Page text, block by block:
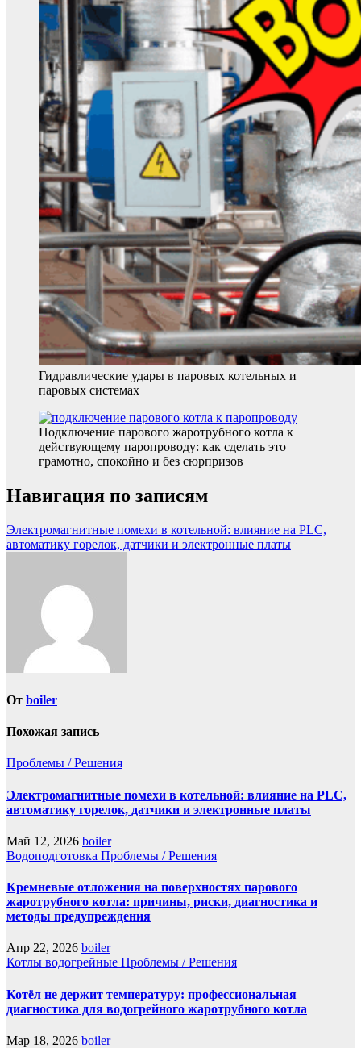
Гидравлические удары в паровых котельных и
паровых системах
Подключение парового жаротрубного котла к
действующему паропроводу: как сделать это
грамотно, спокойно и без сюрпризов
Навигация по записям
Электромагнитные помехи в котельной: влияние на PLC,
автоматику горелок, датчики и электронные платы
От boiler
Похожая запись
Проблемы / Решения
Электромагнитные помехи в котельной: влияние на PLC,
автоматику горелок, датчики и электронные платы
Май 12, 2026 boiler
Водоподготовка Проблемы / Решения
Кремневые отложения на поверхностях парового
жаротрубного котла: причины, риски, диагностика и
методы предупреждения
Апр 22, 2026 boiler
Котлы водогрейные Проблемы / Решения
Котёл не держит температуру: профессиональная
диагностика для водогрейного жаротрубного котла
Мар 18, 2026 boiler